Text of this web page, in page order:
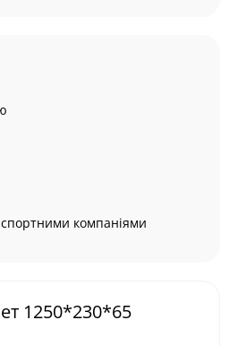
компаніями
1250*230*65